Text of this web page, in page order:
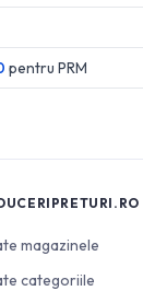
pentruPRM
magazinele
categoriile